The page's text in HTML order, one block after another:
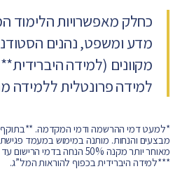
כחלק מאפשרויות הלימוד
מדע ומשפט, נהנים
מקוונים (למידה
למידה פרונטלית ללמידה
*למעט דמי ההרשמה ודמי המקדמה.
מבצעים והנחות. מותנה במימוש במעמד פגישת
מאוחר יותר מקנה 50% הנחה בדמי הרישום עד שבוע מיום הפגישה.
***למידה היברידית בכפוף להוראות המל”ג.